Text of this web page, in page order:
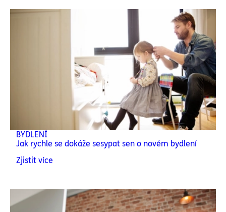
BYDLENÍ
Jak rychle se dokáže sesypat sen o novém bydlení
Zjistit více